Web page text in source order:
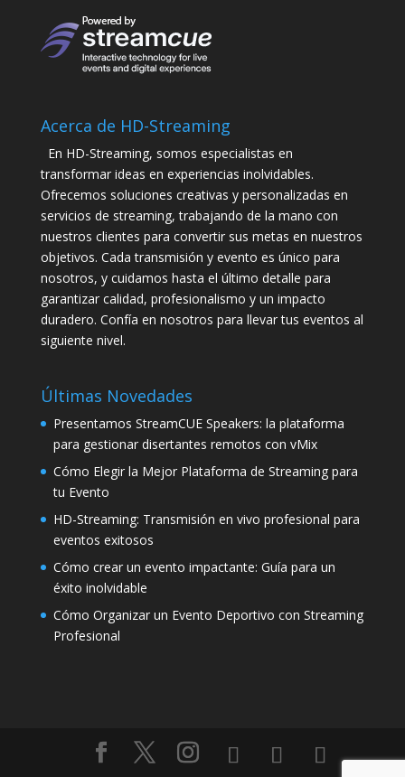
Acerca de HD-Streaming
En HD-Streaming, somos especialistas en
transformar ideas en experiencias inolvidables.
Ofrecemos soluciones creativas y personalizadas en
servicios de streaming, trabajando de la mano con
nuestros clientes para convertir sus metas en nuestros
objetivos. Cada transmisión y evento es único para
nosotros, y cuidamos hasta el último detalle para
garantizar calidad, profesionalismo y un impacto
duradero. Confía en nosotros para llevar tus eventos al
siguiente nivel.
Últimas Novedades
Presentamos StreamCUE Speakers: la plataforma
para gestionar disertantes remotos con vMix
Cómo Elegir la Mejor Plataforma de Streaming para
tu Evento
HD-Streaming: Transmisión en vivo profesional para
eventos exitosos
Cómo crear un evento impactante: Guía para un
éxito inolvidable
Cómo Organizar un Evento Deportivo con Streaming
Profesional